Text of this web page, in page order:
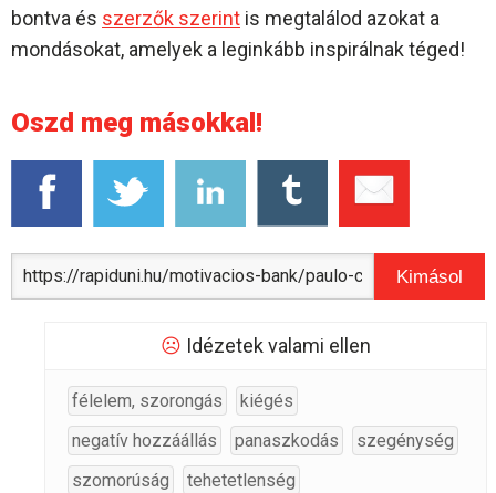
bontva és szerzők szerint is megtalálod azokat a
mondásokat, amelyek a leginkább inspirálnak téged!
Oszd meg másokkal!
Kimásol
☹ Idézetek valami ellen
félelem, szorongás
kiégés
negatív hozzáállás
panaszkodás
szegénység
szomorúság
tehetetlenség